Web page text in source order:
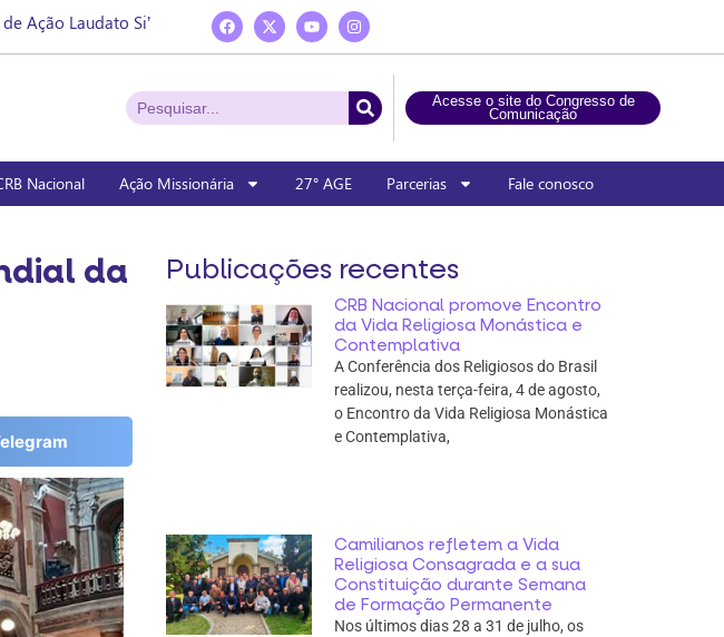
Ação Laudato Si’
Acesse o site do Congresso de
Comunicação
Nacional Ação Missionária 27° AGE Parcerias Fale conosco
da Publicações recentes
CRB Nacional promove Encontro
da Vida Religiosa Monástica e
Contemplativa
A Conferência dos Religiosos do Brasil
realizou, nesta terça-feira, 4 de agosto,
o Encontro da Vida Religiosa Monástica
e Contemplativa,
Camilianos refletem a Vida
Religiosa Consagrada e a sua
Constituição durante Semana
de Formação Permanente
Nos últimos dias 28 a 31 de julho, os